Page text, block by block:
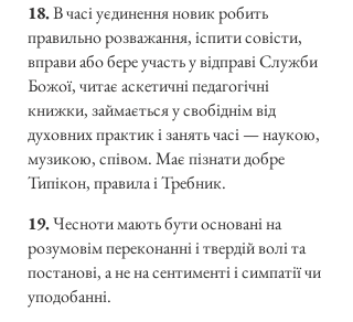
18.В часі уєдинення новик робить
правильно розважання, іспити совісти,
вправи або бере участь у відправі Служби
Божої, читає аскетичні педагогічні
книжки, займається у свобіднім від
духовних практик і занять часі — наукою,
музикою, співом. Має пізнати добре
Типікон, правила і Требник.
19.Чесноти мають бути основані на
розумовім переконанні і твердій волі та
постанові, а не на сентименті і симпатії чи
уподобанні.